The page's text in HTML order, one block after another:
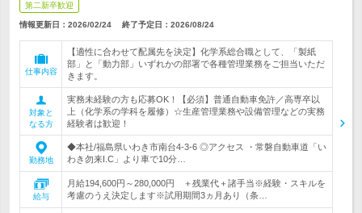
第二新卒歓迎
情報更新日：2026/02/24 終了予定日： 2026/08/24
仕事内容
【適性に合わせて配属先を決定】化学系総合職として、「製紙
部」と「動力部」いずれかの部署で各種管理業務をご担当いただ
きます。
対象と
なる方
実務未経験の方も応募OK！【必須】普通自動車免許／高専卒以
上（化学系の学科を履修）☆生産管理業務や設備管理などの実務
経験者は歓迎！
勤務地
◆本社/福島県いわき市南台4-3-6 ◎アクセス ・常磐自動車道「い
わき勿来I.C」より車で10分…
給与
月給194,600円～280,000円 ＋残業代＋諸手当※経験・スキルを
考慮のうえ決定します※試用期間3ヵ月あり（条…